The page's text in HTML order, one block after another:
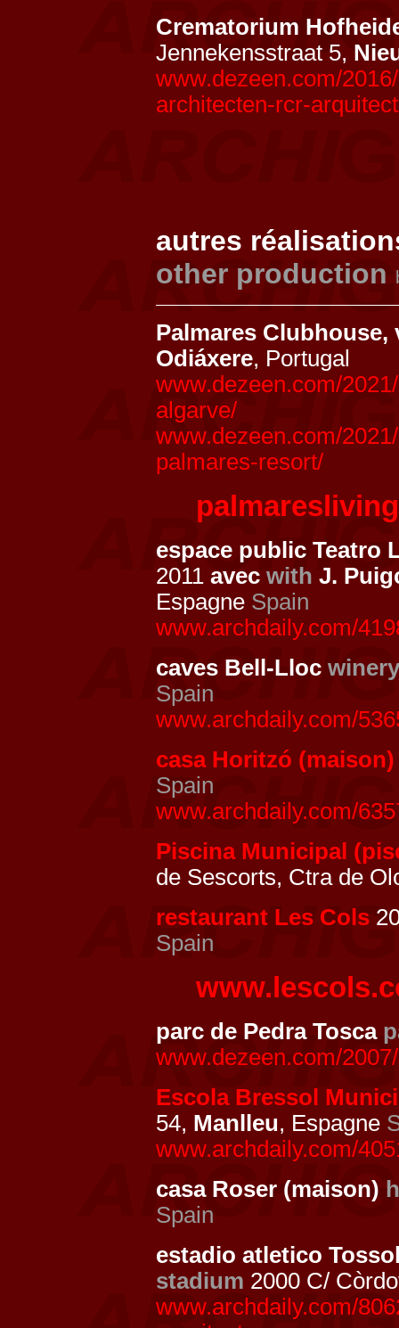
Crematorium
Jennekensstraat 5,
www.dezeen.com/
architecten-rcr-
autres
other production
Palmares Clubhouse,
Odiáxere, Portugal
www.dezeen.com/
algarve/
www.dezeen.com/
palmares-resort/
espace public Teatro
2011 avec with J.
Espagne Spain
www.archdaily.com/
caves Bell-Lloc winery
Spain
www.archdaily.com/
casa Horitzó (maison)
Spain
www.archdaily.com/
Piscina Municipal
de Sescorts, Ctra de
restaurant Les Cols
Spain
parc de Pedra Tosca
www.dezeen.com/
Escola Bressol
54, Manlleu, Espagne
www.archdaily.com/
casa Roser (maison)
Spain
estadio atletico
stadium 2000 C/
www.archdaily.com/